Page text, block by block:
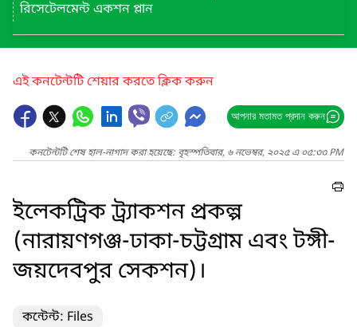
রিসেটেলমেন্ট একশন প্লান
এই কনটেন্টটি শেয়ার করতে ক্লিক করুন
আপনার মতামত প্রদান করুন
কনটেন্টটি শেষ হাল-নাগাদ করা হয়েছে: বৃহস্পতিবার, ৬ নভেম্বর, ২০২৫ এ ০৫:৩৩ PM
ইলেকট্রিক ট্র্যাকশন প্রকল্প
(নারায়ণগঞ্জ-ঢাকা-চট্টগ্রাম এবং টঙ্গী-
জয়দেবপুর সেকশন)।
কন্টেন্ট: Files